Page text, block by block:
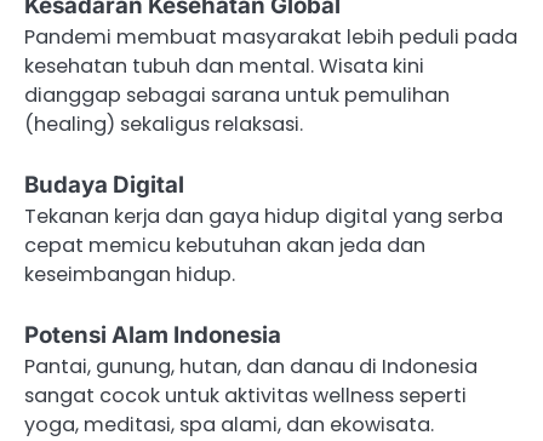
Pandemi membuat masyarakat lebih peduli pada
kesehatan tubuh dan mental. Wisata kini
dianggap sebagai sarana untuk pemulihan
(healing) sekaligus relaksasi.
Budaya Digital
Tekanan kerja dan gaya hidup digital yang serba
cepat memicu kebutuhan akan jeda dan
keseimbangan hidup.
Potensi Alam Indonesia
Pantai, gunung, hutan, dan danau di Indonesia
sangat cocok untuk aktivitas wellness seperti
yoga, meditasi, spa alami, dan ekowisata.